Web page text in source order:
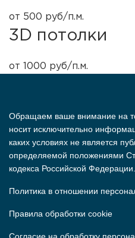
от 500 руб/п.м.
3D потолки
от 1000 руб/п.м.
Обращаем ваше внимание на
носит исключительно
каких условиях не является
определяемой положениями
кодекса Российской Федерации.
Политика в отношении
Правила обработки cookie